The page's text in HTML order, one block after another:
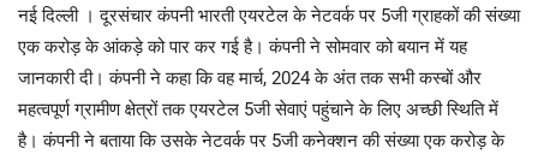
नई दिल्ली । दूरसंचार कंपनी भारती एयरटेल के नेटवर्क पर 5जी ग्राहकों की संख्या
एक करोड़ के आंकड़े को पार कर गई है। कंपनी ने सोमवार को बयान में यह
जानकारी दी। कंपनी ने कहा कि वह मार्च, 2024 के अंत तक सभी कस्बों और
महत्वपूर्ण ग्रामीण क्षेत्रों तक एयरटेल 5जी सेवाएं पहुंचाने के लिए अच्छी स्थिति में
है। कंपनी ने बताया कि उसके नेटवर्क पर 5जी कनेक्शन की संख्या एक करोड़ के